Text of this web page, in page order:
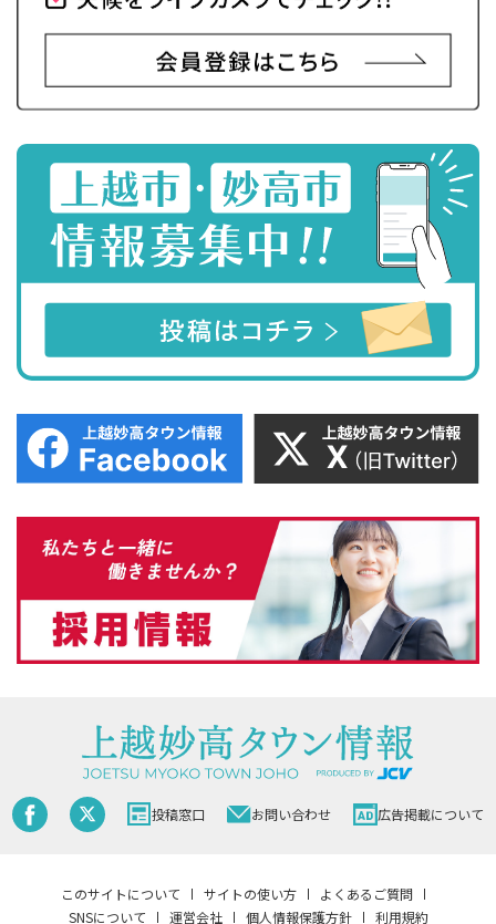
投稿窓口 お問い合わせ 広告掲載について
このサイトについて サイトの使い方
よくあるご質問
SNSについて
運営会社 個人情報保護方針 利用規約